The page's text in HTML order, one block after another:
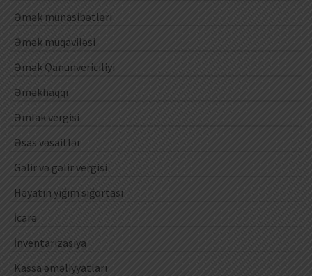
Əmək münasibətləri
Əmək müqaviləsi
Əmək Qanunvericiliyi
Əməkhaqqı
Əmlak vergisi
Əsas vəsaitlər
Gəlir və gəlir vergisi
Həyatın yığım sığortası
İcarə
İnventarizasiya
Kassa əməliyyatları